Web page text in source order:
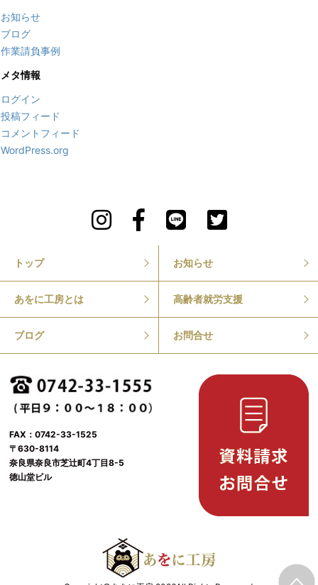
お知らせ
ブログ
作業請負事例
メタ情報
ログイン
投稿フィード
コメントフィード
WordPress.org
トップ お知らせ
あをに工房とは 高齢者就労支援
ブログ お問合せ
FAX：0742-33-1525
〒630-8114
奈良県奈良市芝辻町4丁目8-5
徳山堂ビル